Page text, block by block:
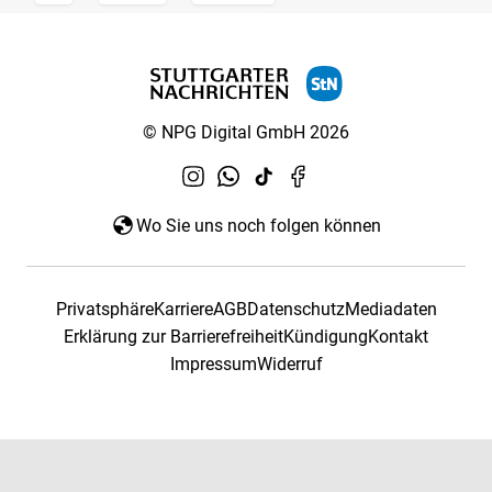
© NPG Digital GmbH 2026
Wo Sie uns noch folgen können
PrivatsphäreKarriereAGBDatenschutzMediadaten
Erklärung zur BarrierefreiheitKündigungKontakt
ImpressumWiderruf